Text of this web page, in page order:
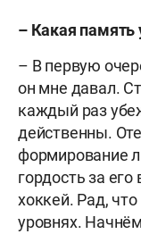
– Какая память
– В первую
он мне давал.
каждый раз
действенны.
формирование
гордость за
хоккей. Рад,
уровнях.